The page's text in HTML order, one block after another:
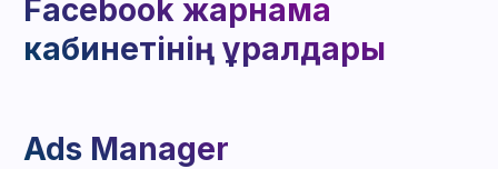
көрсетіледі. Facebook агенттік
аккаунттары жарнама берушілерге ірі
бюджеттерді пайдалануға және
жұмыстың тұрақтылығына сенімді
Айырмашылықтар: